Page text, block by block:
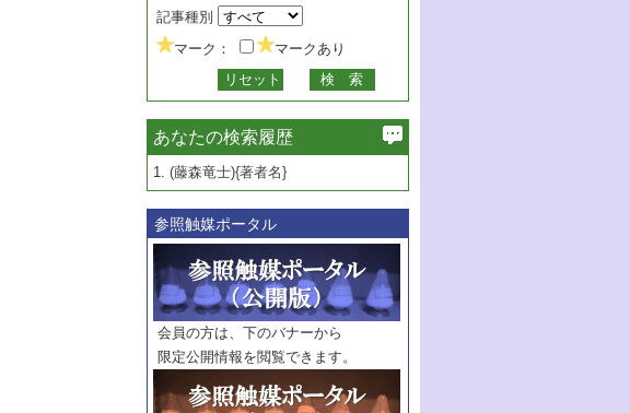
記事種別
マーク：
マークあり
あなたの検索履歴
1. (藤森竜士){著者名}
参照触媒ポータル
会員の方は、下のバナーから
限定公開情報を閲覧できます。